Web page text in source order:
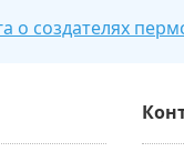
о создателях